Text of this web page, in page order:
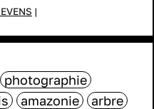
|
photographie
amazonie
arbre